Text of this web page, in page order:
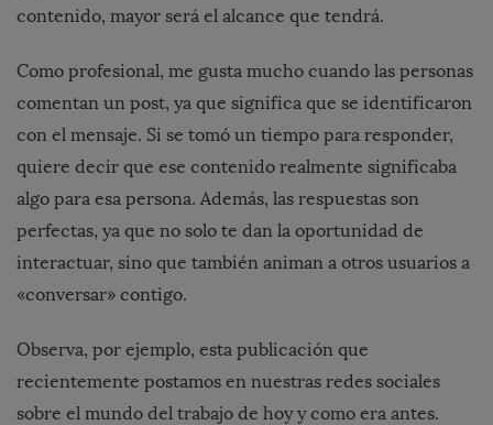
contenido, mayor será el alcance que tendrá.
Como profesional, me gusta mucho cuando las personas
comentan un post, ya que significa que se identificaron
con el mensaje. Si se tomó un tiempo para responder,
quiere decir que ese contenido realmente significaba
algo para esa persona. Además, las respuestas son
perfectas, ya que no solo te dan la oportunidad de
interactuar, sino que también animan a otros usuarios a
«conversar» contigo.
Observa, por ejemplo, esta publicación que
recientemente postamos en nuestras redes sociales
sobre el mundo del trabajo de hoy y como era antes.